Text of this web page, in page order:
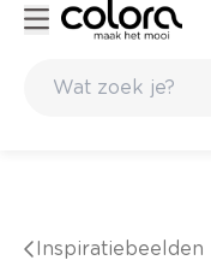
Inspiratiebeelden